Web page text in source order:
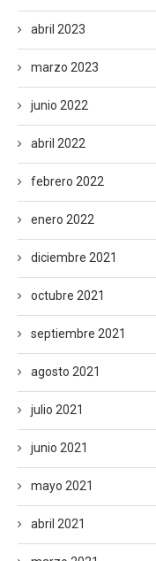
abril 2023
marzo 2023
junio 2022
abril 2022
febrero 2022
enero 2022
diciembre 2021
octubre 2021
septiembre 2021
agosto 2021
julio 2021
junio 2021
mayo 2021
abril 2021